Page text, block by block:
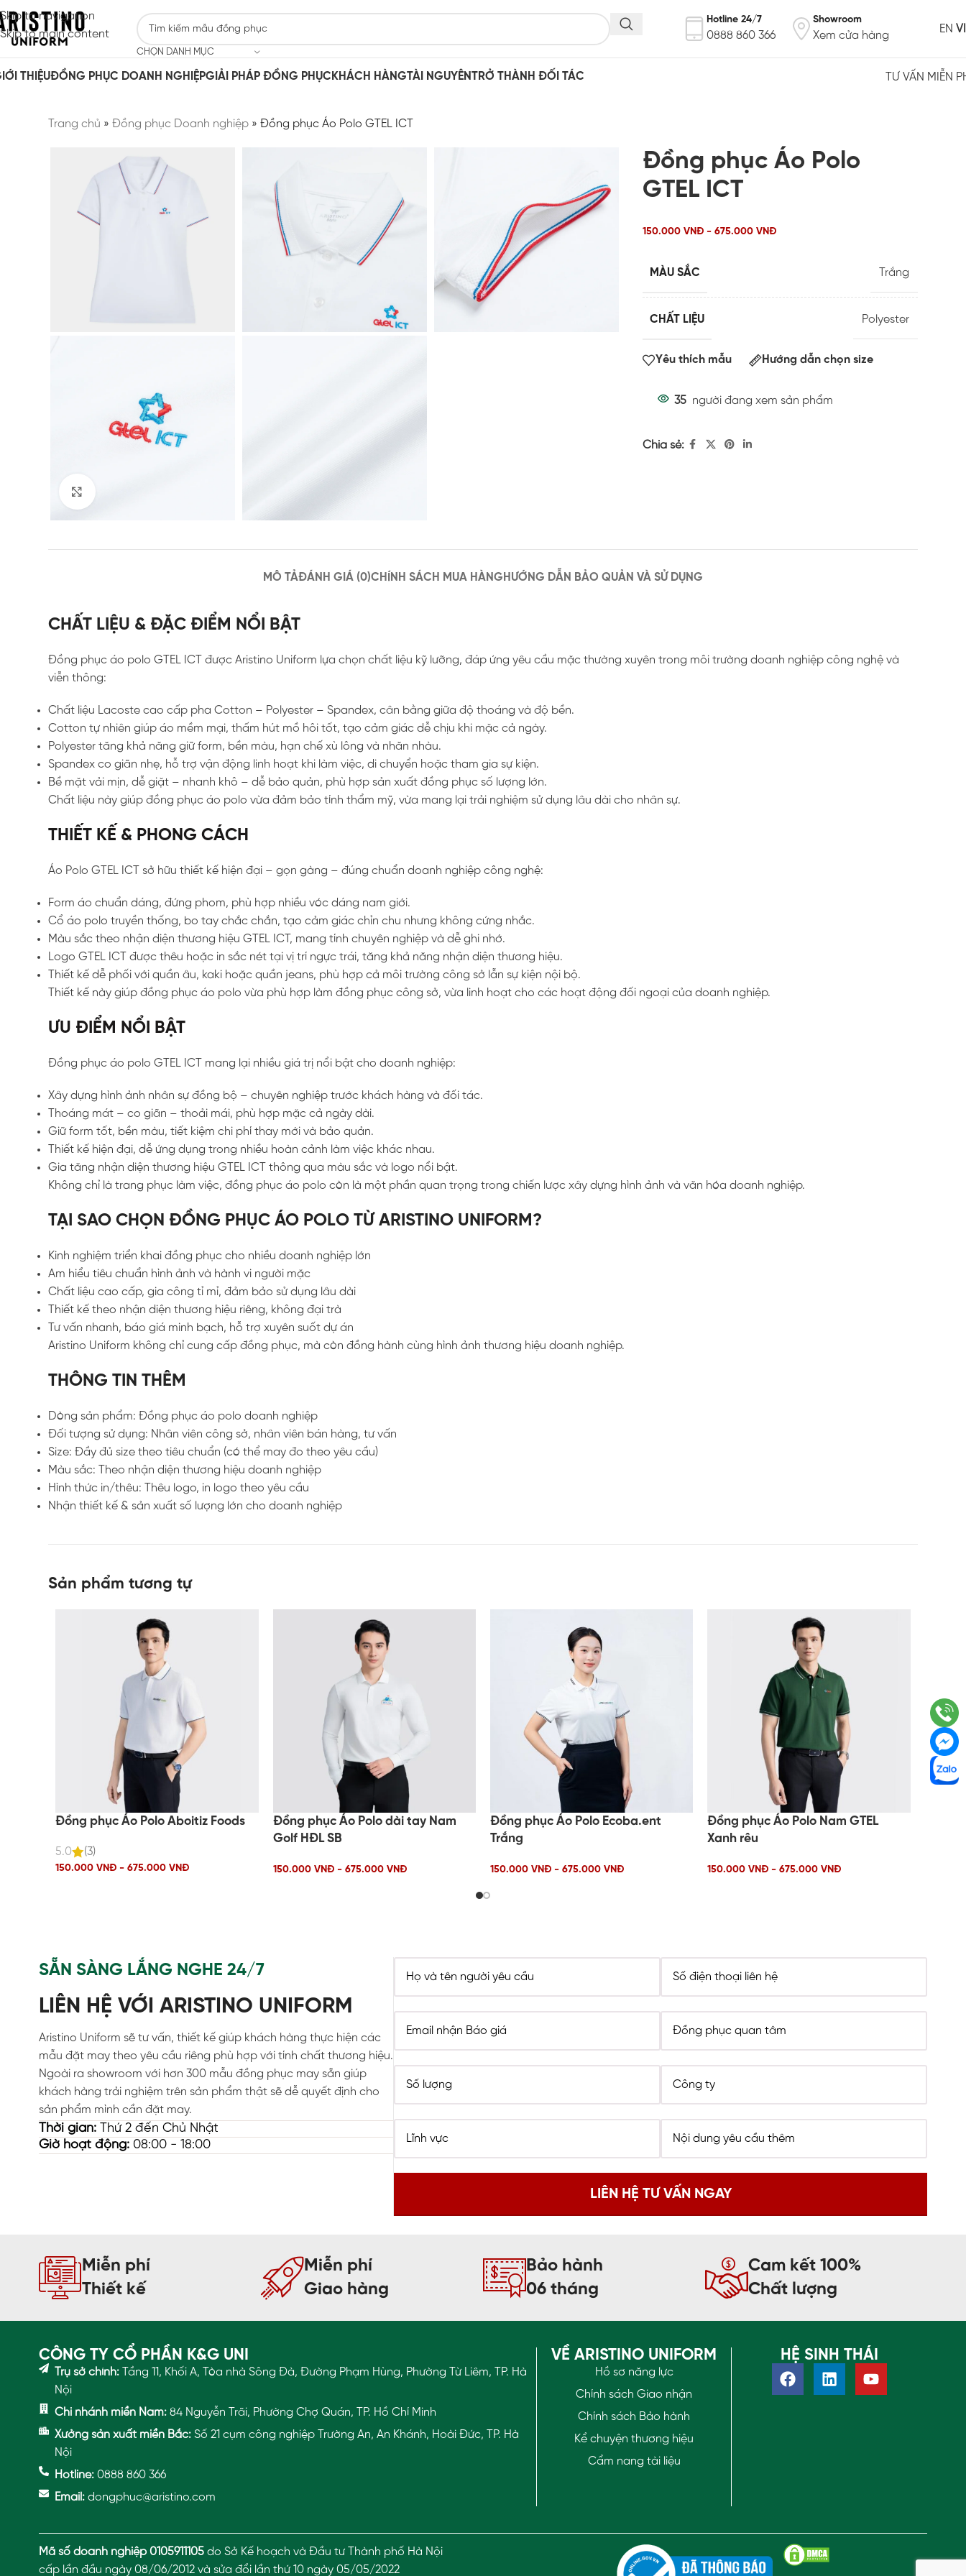
Skip to navigation
Skip to main content
CHỌN DANH MỤC
Hotline 24/7
0888 860 366
Showroom
Xem cửa hàng
EN VI
THIỆUĐỒNG PHỤC DOANH NGHIỆPGIẢI PHÁP ĐỒNG PHỤC KHÁCH HÀNGTÀI NGUYÊNTRỞ THÀNH ĐỐI TÁC TƯ VẤN MIỄN
Trang chủ »Đồng phục Doanh nghiệp »Đồng phục Áo Polo GTEL ICT
Đồng phục Áo Polo
GTEL ICT
150.000 VNĐ - 675.000 VNĐ
MÀU SẮC Trắng
CHẤT LIỆU Polyester
Yêu thích mẫu Hướng dẫn chọn size
35 người đang xem sản phẩm
Chia sẻ:
MÔ TẢĐÁNH GIÁ (0)CHÍNH SÁCH MUA HÀNG HƯỚNG DẪN BẢO QUẢN VÀ SỬ DỤNG
CHẤT LIỆU & ĐẶC ĐIỂM NỔI BẬT
Đồng phục áo polo GTEL ICT được Aristino Uniform lựa chọn chất liệu kỹ lưỡng, đáp ứng yêu cầu mặc thường xuyên trong môi trường doanh nghiệp công nghệ và
viễn thông:
Chất liệu Lacoste cao cấp pha Cotton – Polyester – Spandex, cân bằng giữa độ thoáng và độ bền.
Cotton tự nhiên giúp áo mềm mại, thấm hút mồ hôi tốt, tạo cảm giác dễ chịu khi mặc cả ngày.
Polyester tăng khả năng giữ form, bền màu, hạn chế xù lông và nhăn nhàu.
Spandex co giãn nhẹ, hỗ trợ vận động linh hoạt khi làm việc, di chuyển hoặc tham gia sự kiện.
Bề mặt vải mịn, dễ giặt – nhanh khô – dễ bảo quản, phù hợp sản xuất đồng phục số lượng lớn.
Chất liệu này giúp đồng phục áo polo vừa đảm bảo tính thẩm mỹ, vừa mang lại trải nghiệm sử dụng lâu dài cho nhân sự.
THIẾT KẾ & PHONG CÁCH
Áo Polo GTEL ICT sở hữu thiết kế hiện đại – gọn gàng – đúng chuẩn doanh nghiệp công nghệ:
Form áo chuẩn dáng, đứng phom, phù hợp nhiều vóc dáng nam giới.
Cổ áo polo truyền thống, bo tay chắc chắn, tạo cảm giác chỉn chu nhưng không cứng nhắc.
Màu sắc theo nhận diện thương hiệu GTEL ICT, mang tính chuyên nghiệp và dễ ghi nhớ.
Logo GTEL ICT được thêu hoặc in sắc nét tại vị trí ngực trái, tăng khả năng nhận diện thương hiệu.
Thiết kế dễ phối với quần âu, kaki hoặc quần jeans, phù hợp cả môi trường công sở lẫn sự kiện nội bộ.
Thiết kế này giúp đồng phục áo polo vừa phù hợp làm đồng phục công sở, vừa linh hoạt cho các hoạt động đối ngoại của doanh nghiệp.
ƯU ĐIỂM NỔI BẬT
Đồng phục áo polo GTEL ICT mang lại nhiều giá trị nổi bật cho doanh nghiệp:
Xây dựng hình ảnh nhân sự đồng bộ – chuyên nghiệp trước khách hàng và đối tác.
Thoáng mát – co giãn – thoải mái, phù hợp mặc cả ngày dài.
Giữ form tốt, bền màu, tiết kiệm chi phí thay mới và bảo quản.
Thiết kế hiện đại, dễ ứng dụng trong nhiều hoàn cảnh làm việc khác nhau.
Gia tăng nhận diện thương hiệu GTEL ICT thông qua màu sắc và logo nổi bật.
Không chỉ là trang phục làm việc, đồng phục áo polo còn là một phần quan trọng trong chiến lược xây dựng hình ảnh và văn hóa doanh nghiệp.
TẠI SAO CHỌN ĐỒNG PHỤC ÁO POLO TỪ ARISTINO UNIFORM?
Kinh nghiệm triển khai đồng phục cho nhiều doanh nghiệp lớn
Am hiểu tiêu chuẩn hình ảnh và hành vi người mặc
Chất liệu cao cấp, gia công tỉ mỉ, đảm bảo sử dụng lâu dài
Thiết kế theo nhận diện thương hiệu riêng, không đại trà
Tư vấn nhanh, báo giá minh bạch, hỗ trợ xuyên suốt dự án
Aristino Uniform không chỉ cung cấp đồng phục, mà còn đồng hành cùng hình ảnh thương hiệu doanh nghiệp.
THÔNG TIN THÊM
Dòng sản phẩm: Đồng phục áo polo doanh nghiệp
Đối tượng sử dụng: Nhân viên công sở, nhân viên bán hàng, tư vấn
Size: Đầy đủ size theo tiêu chuẩn (có thể may đo theo yêu cầu)
Màu sắc: Theo nhận diện thương hiệu doanh nghiệp
Hình thức in/thêu: Thêu logo, in logo theo yêu cầu
Nhận thiết kế & sản xuất số lượng lớn cho doanh nghiệp
Sản phẩm tương tự
Đồng phục Áo Polo Aboitiz Foods
5.0 (3)
150.000 VNĐ - 675.000 VNĐ
Đồng phục Áo Polo dài tay Nam
Golf HĐL SB
150.000 VNĐ - 675.000 VNĐ
Đồng phục Áo Polo Ecoba.ent
Trắng
150.000 VNĐ - 675.000 VNĐ
Đồng phục Áo Polo Nam GTEL
Xanh rêu
150.000 VNĐ - 675.000 VNĐ
SẴN SÀNG LẮNG NGHE 24/7
LIÊN HỆ VỚI ARISTINO UNIFORM
Aristino Uniform sẽ tư vấn, thiết kế giúp khách hàng thực hiện các
mẫu đặt may theo yêu cầu riêng phù hợp với tính chất thương hiệu.
Ngoài ra showroom với hơn 300 mẫu đồng phục may sẵn giúp
khách hàng trải nghiệm trên sản phẩm thật sẽ dễ quyết định cho
sản phẩm mình cần đặt may.
Thời gian:Thứ 2 đến Chủ Nhật
Giờ hoạt động:08:00 - 18:00
Miễn phí
Thiết kế
Miễn phí
Giao hàng
Bảo hành
06 tháng
Cam kết 100%
Chất lượng
CÔNG TY CỔ PHẦN K&G UNI
Trụ sở chính: Tầng 11, Khối A, Tòa nhà Sông Đà, Đường Phạm Hùng, Phường Từ Liêm, TP. Hà
Nội
Chi nhánh miền Nam: 84 Nguyễn Trãi, Phường Chợ Quán, TP. Hồ Chí Minh
Xưởng sản xuất miền Bắc: Số 21 cụm công nghiệp Trường An, An Khánh, Hoài Đức, TP. Hà
Nội
Hotline: 0888 860 366
Email: dongphuc@aristino.com
VỀ ARISTINO UNIFORM
Hồ sơ năng lực
Chính sách Giao nhận
Chính sách Bảo hành
Kể chuyện thương hiệu
Cẩm nang tài liệu
HỆ SINH THÁI
Mã số doanh nghiệp 0105911105do Sở Kế hoạch và Đầu tư Thành phố Hà Nội
cấp lần đầu ngày 08/06/2012 và sửa đổi lần thứ 10 ngày 05/05/2022